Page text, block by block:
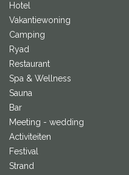
Hotel
Vakantiewoning
Camping
Ryad
Restaurant
Spa & Wellness
Sauna
Bar
Meeting - wedding
Activiteiten
Festival
Strand